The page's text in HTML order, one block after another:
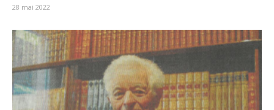
28 mai 2022